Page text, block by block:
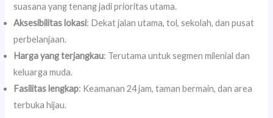
suasana yang tenang jadi prioritas utama.
Aksesibilitas lokasi: Dekat jalan utama, tol, sekolah, dan pusat
perbelanjaan.
Harga yang terjangkau: Terutama untuk segmen milenial dan
keluarga muda.
Fasilitas lengkap: Keamanan 24 jam, taman bermain, dan area
terbuka hijau.